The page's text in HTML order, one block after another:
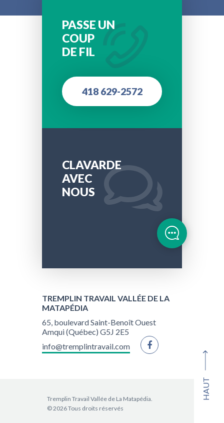
PASSE UN
COUP
DE FIL
418 629-2572
CLAVARDE
AVEC
NOUS
TREMPLIN TRAVAIL VALLÉE DE LA
MATAPÉDIA
65, boulevard Saint-Benoît Ouest
Amqui (Québec) G5J 2E5
info@tremplintravail.com
Tremplin Travail Vallée de La Matapédia.
© 2026 Tous droits réservés
HAUT